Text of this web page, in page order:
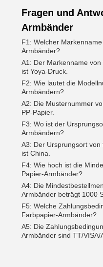
Fragen und
Armbänder
F1: Welcher
Armbänder?
A1: Der Markenname
ist Yoya-Druck.
F2: Wie lautet die
Armbändern?
A2: Die Musternummer
PP-Papier.
F3: Wo ist der
Armbändern?
A3: Der Ursprungsort
ist China.
F4: Wie hoch ist die
Papier-Armbänder?
A4: Die
Armbänder beträgt 1000
F5: Welche
Farbpapier-Armbänder?
A5: Die
Armbänder sind TT/VISA/